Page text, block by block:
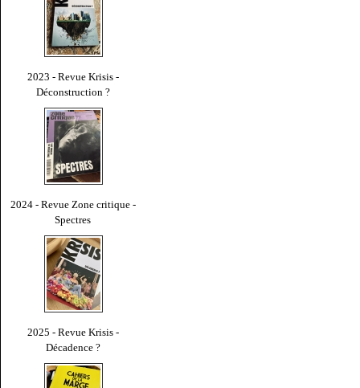
2023 - Revue Krisis -
Déconstruction ?
2024 - Revue Zone critique -
Spectres
2025 - Revue Krisis -
Décadence ?